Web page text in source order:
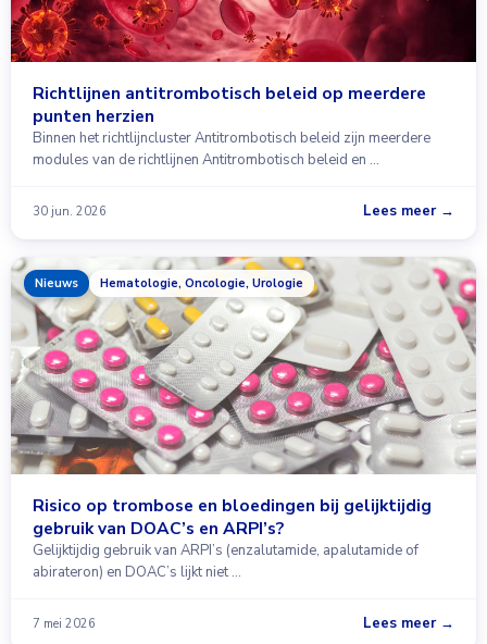
Richtlijnen antitrombotisch beleid op meerdere
punten herzien
Binnen het richtlijncluster Antitrombotisch beleid zijn meerdere
modules van de richtlijnen Antitrombotisch beleid en …
30 jun. 2026 Lees meer →
Nieuws Hematologie, Oncologie, Urologie
Risico op trombose en bloedingen bij gelijktijdig
gebruik van DOAC’s en ARPI’s?
Gelijktijdig gebruik van ARPI’s (enzalutamide, apalutamide of
abirateron) en DOAC’s lijkt niet …
7 mei 2026 Lees meer →